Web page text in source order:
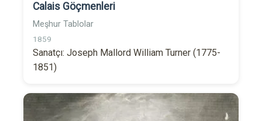
Calais Göçmenleri
Meşhur Tablolar
1859
Sanatçı: Joseph Mallord William Turner (1775-
1851)